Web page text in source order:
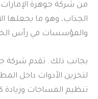
من شركة جوهرة الإمارات
الجذاب، وهو ما يجعلها
والمؤسسات في رأس
بجانب ذلك. تقدم شركة
لتخزين الأدوات داخل
تنظيم المساحات وزيادة